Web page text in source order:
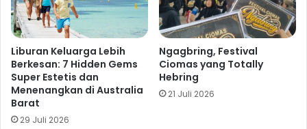
Liburan Keluarga Lebih
Berkesan: 7 Hidden Gems
Super Estetis dan
Menenangkan di Australia
Barat
29 Juli 2026
Ngagbring, Festival
Ciomas yang Totally
Hebring
21 Juli 2026